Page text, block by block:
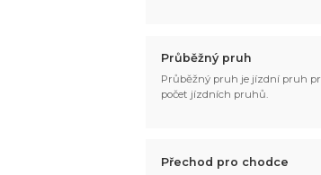
Průběžný pruh
Průběžný pruh je jízdní pruh
počet jízdních pruhů.
Přechod pro chodce